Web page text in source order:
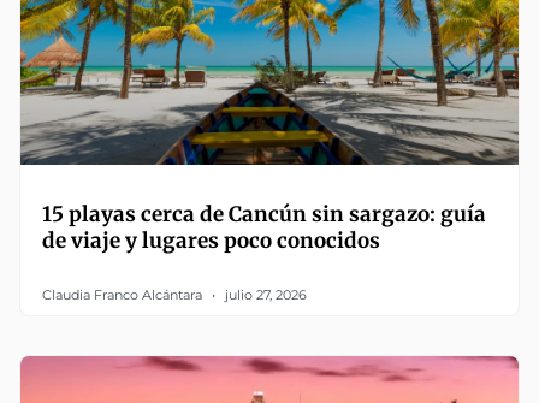
15 playas cerca de Cancún sin sargazo: guía
de viaje y lugares poco conocidos
Claudia Franco Alcántara julio 27, 2026